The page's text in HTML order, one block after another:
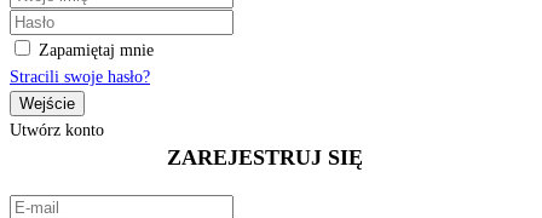
Zapamiętaj mnie
Stracili swoje hasło?
Utwórz konto
ZAREJESTRUJ SIĘ